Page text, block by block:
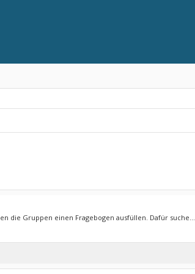
die Gruppen einen Fragebogen ausfüllen. Dafür suche...